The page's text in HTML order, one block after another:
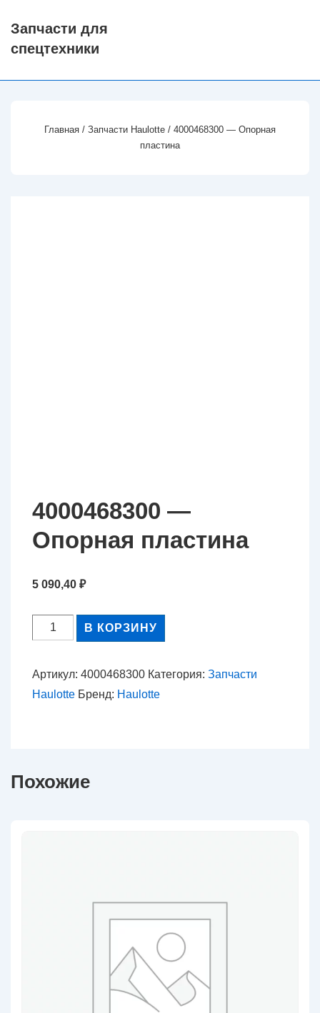
Перейти
Запчасти для
спецтехники
Главная / Запчасти Haulotte / 4000468300 — Опорная
пластина
4000468300 —
Опорная пластина
5 090,40 ₽
Количество
товара
В КОРЗИНУ
Артикул: 4000468300 Категория: Запчасти
Haulotte Бренд: Haulotte
Похожие